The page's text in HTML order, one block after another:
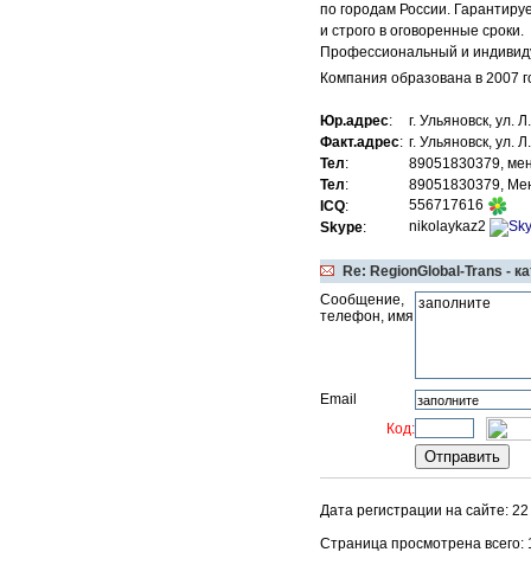
по городам России.
и строго в оговоренные сроки.
Профессиональный и
Компания образована в 2007
Юр.адрес:
г. Ульяновск, ул.
Факт.адрес: г. Ульяновск, ул.
Тел:
89051830379,
Тел:
89051830379,
ICQ:
556717616
Skype: nikolaykaz2
Re: RegionGlobal-Trans -
Сообщение,
телефон, имя
Email
Код:
Дата регистрации на сайте:
Страница просмотрена всего: